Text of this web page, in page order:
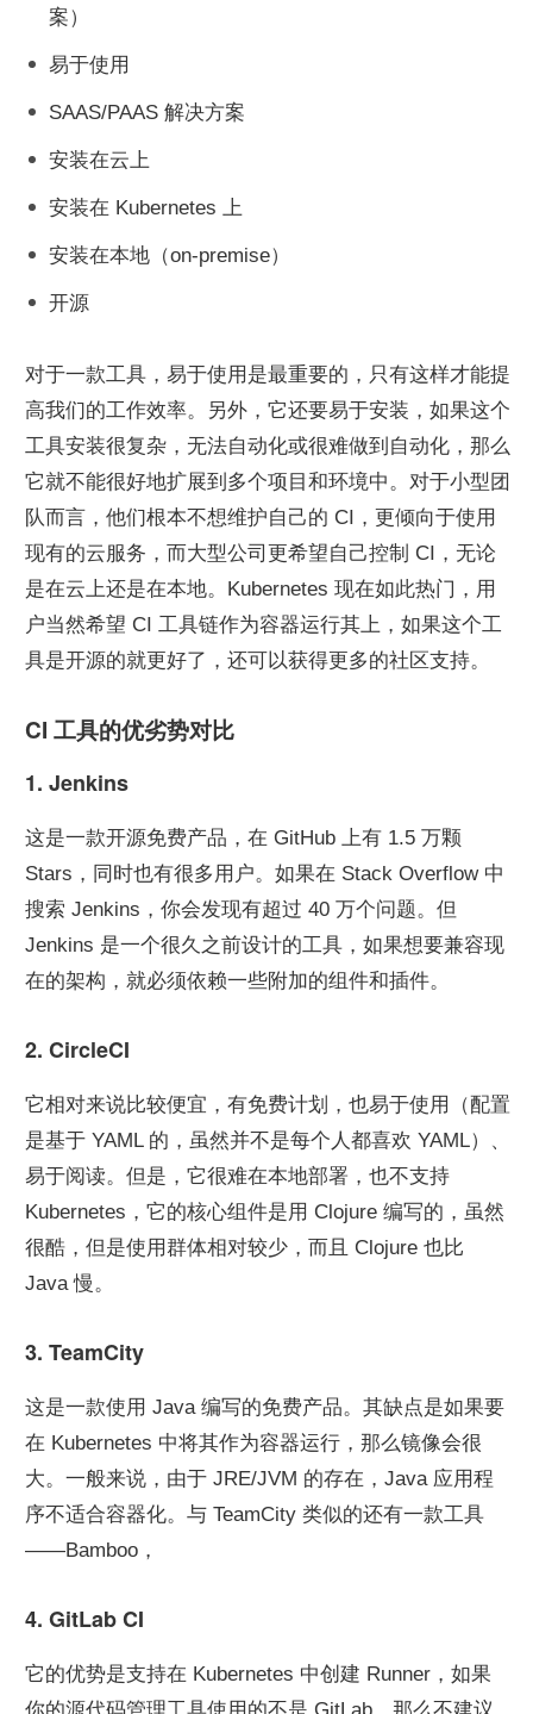
案）
易于使用
SAAS/PAAS 解决方案
安装在云上
安装在 Kubernetes 上
安装在本地（on-premise）
开源
对于一款工具，易于使用是最重要的，只有这样才能提
高我们的工作效率。另外，它还要易于安装，如果这个
工具安装很复杂，无法自动化或很难做到自动化，那么
它就不能很好地扩展到多个项目和环境中。对于小型团
队而言，他们根本不想维护自己的 CI，更倾向于使用
现有的云服务，而大型公司更希望自己控制 CI，无论
是在云上还是在本地。Kubernetes 现在如此热门，用
户当然希望 CI 工具链作为容器运行其上，如果这个工
具是开源的就更好了，还可以获得更多的社区支持。
CI 工具的优劣势对比
1. Jenkins
这是一款开源免费产品，在 GitHub 上有 1.5 万颗
Stars，同时也有很多用户。如果在 Stack Overflow 中
搜索 Jenkins，你会发现有超过 40 万个问题。但
Jenkins 是一个很久之前设计的工具，如果想要兼容现
在的架构，就必须依赖一些附加的组件和插件。
2. CircleCI
它相对来说比较便宜，有免费计划，也易于使用（配置
是基于 YAML 的，虽然并不是每个人都喜欢 YAML）、
易于阅读。但是，它很难在本地部署，也不支持
Kubernetes，它的核心组件是用 Clojure 编写的，虽然
很酷，但是使用群体相对较少，而且 Clojure 也比
Java 慢。
3. TeamCity
这是一款使用 Java 编写的免费产品。其缺点是如果要
在 Kubernetes 中将其作为容器运行，那么镜像会很
大。一般来说，由于 JRE/JVM 的存在，Java 应用程
序不适合容器化。与 TeamCity 类似的还有一款工具
——Bamboo，
4. GitLab CI
它的优势是支持在 Kubernetes 中创建 Runner，如果